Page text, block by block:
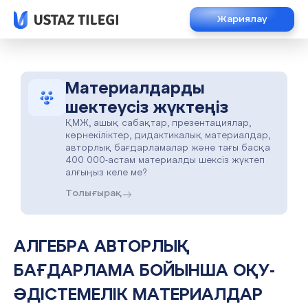
Жариялау
Материалдарды
шектеусіз жүктеңіз
ҚМЖ, ашық сабақтар, презентациялар,
көрнекіліктер, дидактикалық материалдар,
авторлық бағдарламалар және тағы басқа
400 000-астам материалды шексіз жүктеп
алғыңыз келе ме?
Толығырақ
АЛГЕБРА АВТОРЛЫҚ
БАҒДАРЛАМА БОЙЫНША ОҚУ-
ӘДІСТЕМЕЛІК МАТЕРИАЛДАР